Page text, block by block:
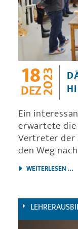
18
DEZ2023
Ein
erwartete
Vertreter der
den Weg
dänische
WEITERLESEN …